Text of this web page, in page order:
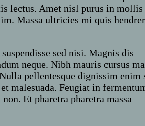
lectus. Amet nisl purus in mollis
Massa ultricies mi quis
sed nisi. Magnis dis
neque. Nibh mauris cursus
pellentesque dignissim enim
malesuada. Feugiat in
Et pharetra pharetra massa